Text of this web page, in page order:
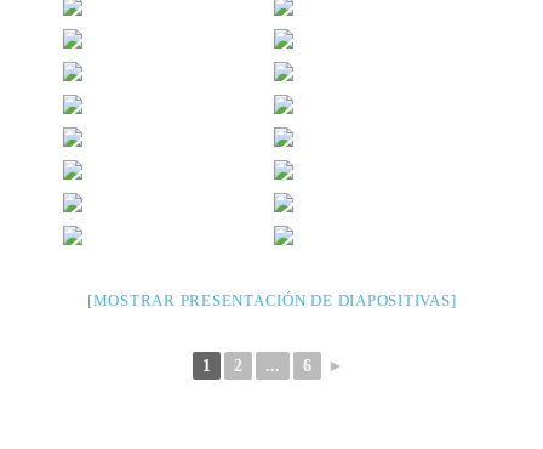
[MOSTRAR PRESENTACIÓN DE DIAPOSITIVAS]
1 2 ... 6 ►